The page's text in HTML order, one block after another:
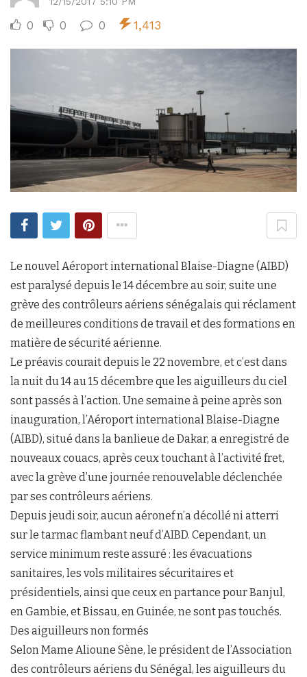
0 0 0 1,413
Le nouvel Aéroport international Blaise-Diagne (AIBD)
est paralysé depuis le 14 décembre au soir, suite une
grève des contrôleurs aériens sénégalais qui réclament
de meilleures conditions de travail et des formations en
matière de sécurité aérienne.
Le préavis courait depuis le 22 novembre, et c’est dans
la nuit du 14 au 15 décembre que les aiguilleurs du ciel
sont passés à l’action. Une semaine à peine après son
inauguration, l’Aéroport international Blaise-Diagne
(AIBD), situé dans la banlieue de Dakar, a enregistré de
nouveaux couacs, après ceux touchant à l’activité fret,
avec la grève d’une journée renouvelable déclenchée
par ses contrôleurs aériens.
Depuis jeudi soir, aucun aéronef n’a décollé ni atterri
sur le tarmac flambant neuf d’AIBD. Cependant, un
service minimum reste assuré : les évacuations
sanitaires, les vols militaires sécuritaires et
présidentiels, ainsi que ceux en partance pour Banjul,
en Gambie, et Bissau, en Guinée, ne sont pas touchés.
Des aiguilleurs non formés
Selon Mame Alioune Sène, le président de l’Association
des contrôleurs aériens du Sénégal, les aiguilleurs du